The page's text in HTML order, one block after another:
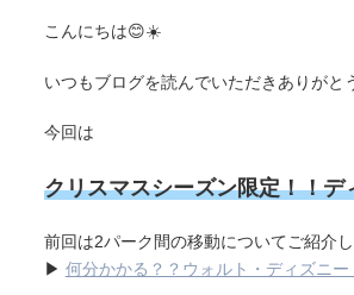
こんにちは😊☀️
いつもブログを読んでいただきありがと
今回は
クリスマスシーズン限定！！
前回は2パーク間の移動についてご紹介し
▶ 何分かかる？？ウォルト・ディズニ